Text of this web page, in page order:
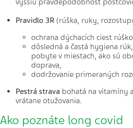
vyššiu pravdepodobnosť
Pravidlo 3R (rúška, ruky,
ochrana dýchacích ciest
dôsledná a častá hygiena
pobyte v miestach, ako sú
doprava,
dodržovanie primeraných
Pestrá strava bohatá na vitamíny
vrátane otužovania.
Ako poznáte long covid